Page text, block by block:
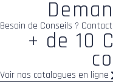
Besoin de Conseils ?
+ de 10
Voir nos catalogues en ligne